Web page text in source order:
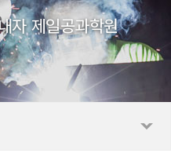
자 제일공과학원